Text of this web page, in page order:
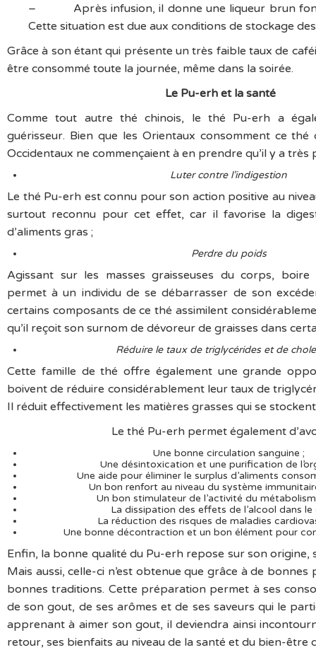
– Après infusion, il donne une liqueur brun
Cette situation est due aux conditions de stockage
Grâce à son étant qui présente un très faible taux de
être consommé toute la journée, même dans la soirée.
Le Pu-erh et la santé
Comme tout autre thé chinois, le thé Pu-erh a
guérisseur. Bien que les Orientaux consomment ce
Occidentaux ne commençaient à en prendre qu’il y a très
Luter contre l’indigestion
Le thé Pu-erh est connu pour son action positive au
surtout reconnu pour cet effet, car il favorise la
d’aliments gras ;
Perdre du poids
Agissant sur les masses graisseuses du corps,
permet à un individu de se débarrasser de son
certains composants de ce thé assimilent
qu’il reçoit son surnom de dévoreur de graisses dans
Réduire le taux de triglycérides et de
Cette famille de thé offre également une grande
boivent de réduire considérablement leur taux de
Il réduit effectivement les matières grasses qui se
Le thé Pu-erh permet également
Une bonne circulation sanguine ;
Une désintoxication et une purification de
Une aide pour éliminer le surplus d’aliments
Un bon renfort au niveau du système
Un bon stimulateur de l’activité du
La dissipation des effets de l’alcool dans le
La réduction des risques de maladies
Une bonne décontraction et un bon élément pour
Enfin, la bonne qualité du Pu-erh repose sur son origine,
Mais aussi, celle-ci n’est obtenue que grâce à de
bonnes traditions. Cette préparation permet à ses
de son gout, de ses arômes et de ses saveurs qui le
apprenant à aimer son gout, il deviendra ainsi
retour, ses bienfaits au niveau de la santé et du bien-être